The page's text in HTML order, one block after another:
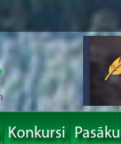
Konkursi